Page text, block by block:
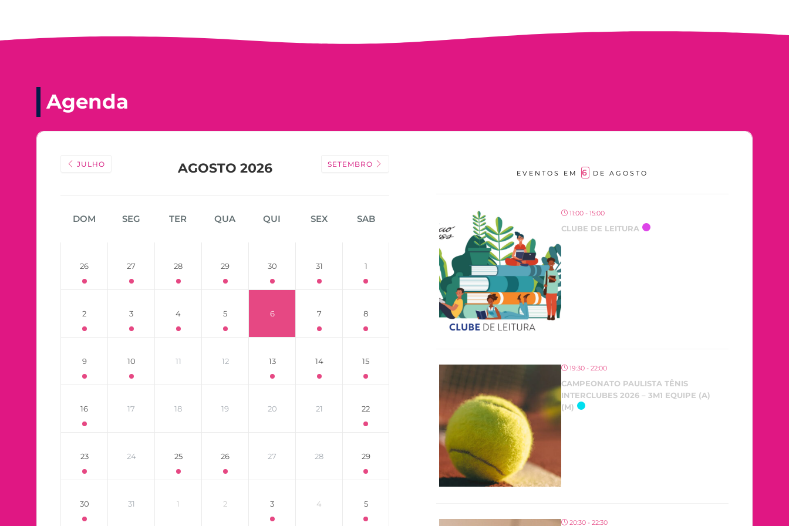
Agenda
JULHO AGOSTO 2026 SETEMBRO
DOM SEG TER QUA QUI SEX SAB
26 27 28 29 30 31 1
2 3 4 5 6 7 8
9 10 11 12 13 14 15
16 17 18 19 20 21 22
23 24 25 26 27 28 29
30 31 1 2 3 4 5
EVENTOS EM 6 DE AGOSTO
11:00 - 15:00
CLUBE DE LEITURA
19:30 - 22:00
CAMPEONATO PAULISTA TÊNIS
INTERCLUBES 2026 – 3M1 EQUIPE (A)
(M)
20:30 - 22:30